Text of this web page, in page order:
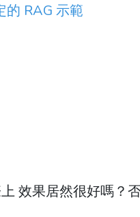
RAG 示範
效果居然很好嗎？